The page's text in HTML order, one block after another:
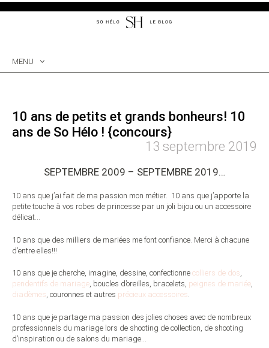
MENU
10 ans de petits et grands bonheurs! 10
ans de So Hélo ! {concours}
13 septembre 2019
SEPTEMBRE 2009 – SEPTEMBRE 2019…
10 ans que j’ai fait de ma passion mon métier. 10 ans que j’apporte la
petite touche à vos robes de princesse par un joli bijou ou un accessoire
délicat…
10 ans que des milliers de mariées me font confiance. Merci à chacune
d’entre elles!!!
10 ans que je cherche, imagine, dessine, confectionne colliers de dos,
pendentifs de mariage, boucles d’oreilles, bracelets, peignes de mariée,
diadèmes, couronnes et autres précieux accessoires.
10 ans que je partage ma passion des jolies choses avec de nombreux
professionnels du mariage lors de shooting de collection, de shooting
d’inspiration ou de salons du mariage…